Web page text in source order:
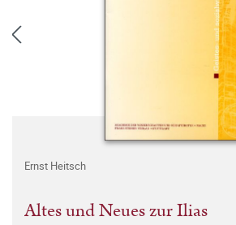
Ernst Heitsch
Altes und Neues zur Ilias